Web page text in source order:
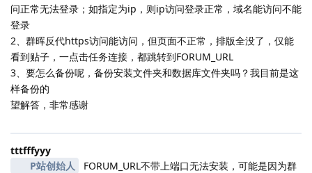
问正常无法登录；如指定为ip，则ip访问登录正常，域名能访问不能
登录
2、群晖反代https访问能访问，但页面不正常，排版全没了，仅能
看到贴子，一点击任务连接，都跳转到FORUM_URL
3、要怎么备份呢，备份安装文件夹和数据库文件夹吗？我目前是这
样备份的
望解答，非常感谢
tttfffyyy
P站创始人
FORUM_URL不带上端口无法安装，可能是因为群